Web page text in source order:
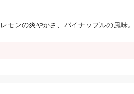
モンの爽やかさ、パイナップルの風味